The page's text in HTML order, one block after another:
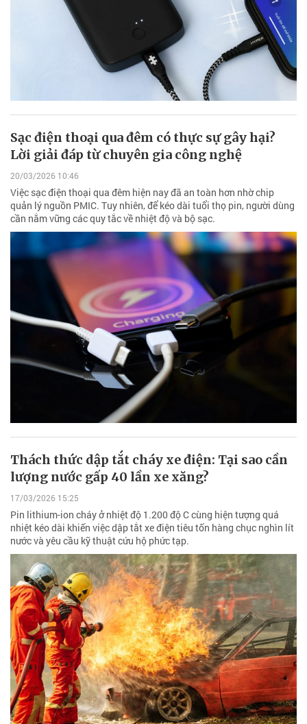
Sạc điện thoại qua đêm có thực sự gây hại?
Lời giải đáp từ chuyên gia công nghệ
20/03/2026 10:46
Việc sạc điện thoại qua đêm hiện nay đã an toàn hơn nhờ chip
quản lý nguồn PMIC. Tuy nhiên, để kéo dài tuổi thọ pin, người dùng
cần nắm vững các quy tắc về nhiệt độ và bộ sạc.
Thách thức dập tắt cháy xe điện: Tại sao cần
lượng nước gấp 40 lần xe xăng?
17/03/2026 15:25
Pin lithium-ion cháy ở nhiệt độ 1.200 độ C cùng hiện tượng quá
nhiệt kéo dài khiến việc dập tắt xe điện tiêu tốn hàng chục nghìn lít
nước và yêu cầu kỹ thuật cứu hộ phức tạp.